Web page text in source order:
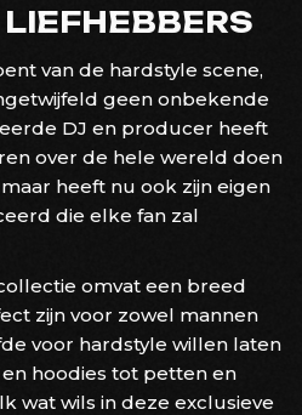
van de hardstyle scene,
geen onbekende
DJ en producer heeft
over de hele wereld doen
heeft nu ook zijn eigen
die elke fan zal
omvat een breed
zijn voor zowel mannen
voor hardstyle willen laten
hoodies tot petten en
wat wils in deze exclusieve